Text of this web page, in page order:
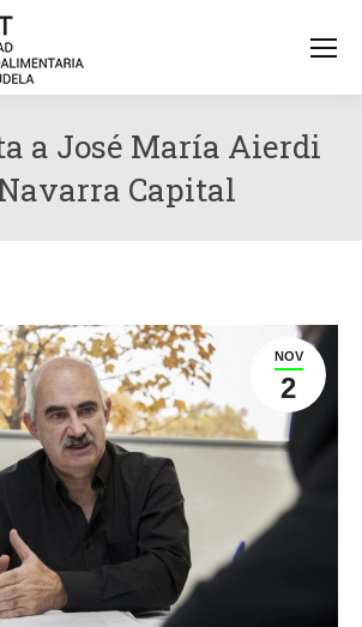
a José María Aierdi
Capital
NOV
2